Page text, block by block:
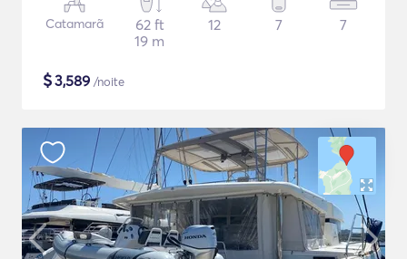
Catamarã
62 ft
19 m
12 7 7
$3,589 /noite